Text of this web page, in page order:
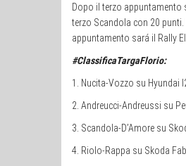
Dopo il terzo appuntamento
terzo Scandola con 20
appuntamento sará il Rally
#ClassificaTargaFlorio:
1. Nucita-Vozzo su Hyundai
2. Andreucci-Andreussi su
3. Scandola-D’Amore su
4. Riolo-Rappa su Skoda